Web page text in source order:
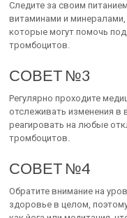
Следите за своим
витаминами и минералами,
которые могут помочь
тромбоцитов.
СОВЕТ №3
Регулярно проходите
отслеживать изменения
реагировать на любые
тромбоцитов.
СОВЕТ №4
Обратите внимание на
здоровье в целом,